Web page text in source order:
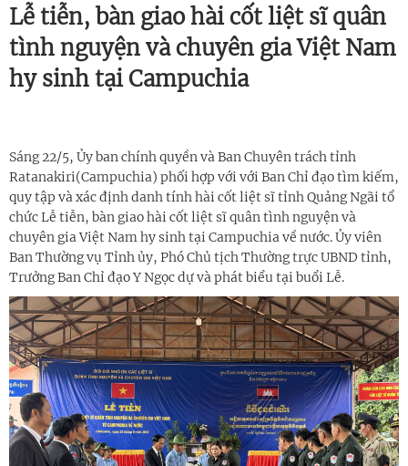
Lễ tiễn, bàn giao hài cốt liệt sĩ quân
tình nguyện và chuyên gia Việt Nam
hy sinh tại Campuchia
Sáng 22/5, Ủy ban chính quyền và Ban Chuyên trách tỉnh
Ratanakiri(Campuchia) phối hợp với với Ban Chỉ đạo tìm kiếm,
quy tập và xác định danh tính hài cốt liệt sĩ tỉnh Quảng Ngãi tổ
chức Lễ tiễn, bàn giao hài cốt liệt sĩ quân tình nguyện và
chuyên gia Việt Nam hy sinh tại Campuchia về nước. Ủy viên
Ban Thường vụ Tỉnh ủy, Phó Chủ tịch Thường trực UBND tỉnh,
Trưởng Ban Chỉ đạo Y Ngọc dự và phát biểu tại buổi Lễ.